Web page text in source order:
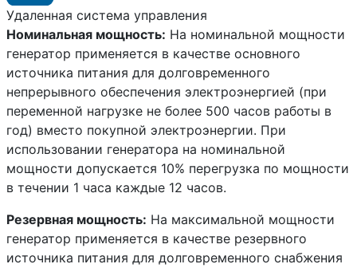
Удаленная система управления
Номинальная мощность: На номинальной мощности
генератор применяется в качестве основного
источника питания для долговременного
непрерывного обеспечения электроэнергией (при
переменной нагрузке не более 500 часов работы в
год) вместо покупной электроэнергии. При
использовании генератора на номинальной
мощности допускается 10% перегрузка по мощности
в течении 1 часа каждые 12 часов.
Резервная мощность: На максимальной мощности
генератор применяется в качестве резервного
источника питания для долговременного снабжения